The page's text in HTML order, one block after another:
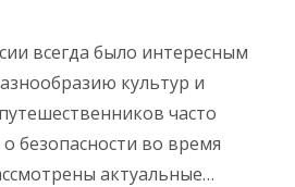
всегда было интересным
культур и
часто
безопасности во время
актуальные